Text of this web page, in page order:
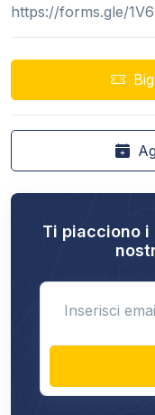
https://forms.gle/
Ti piacciono